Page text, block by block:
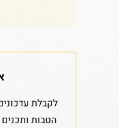
לקבלת
הטבות